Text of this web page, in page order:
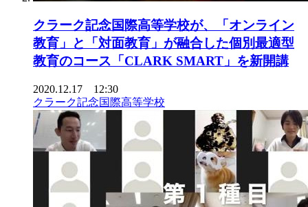
クラーク記念国際高等学校が、「オンライン
教育」と「対面教育」が融合した個別最適型
教育のコース「CLARK SMART」を新開講
2020.12.17 12:30
クラーク記念国際高等学校